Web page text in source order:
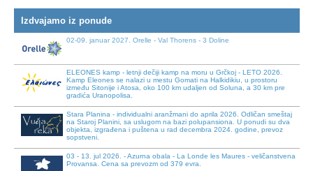
Izdvajamo iz ponude
ELEONES kamp - letnji dečiji kamp na moru u Grčkoj - LETO 2026.
gradića Uranopolisa.
Stara Planina - individualni aranžmani do aprila 2026. Odličan smeštaj
na Staroj Planini, sa uslugom na bazi polupansiona. U ponudi su dva
objekta, izgrađena i puštena u rad decembra 2024. godine, prevoz
sopstveni.
03 - 13. jul 2026. - Azurna obala - La Londe les Maures - veličanstvena
Provansa. Cena sa prevozm od 379 evra.